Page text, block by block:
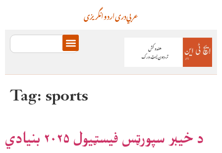
انگریزیاردودریعربي
Tag:sports
د خیبر سپورټس فیسټیول ۲۰۲۵ بنیادي